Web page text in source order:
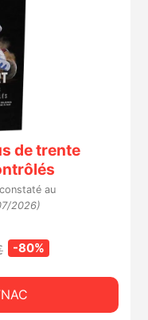
de trente
au
2026)
-80%